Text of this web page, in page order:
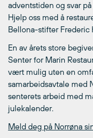
adventstiden og svar
Hjelp oss med å
Bellona-stifter Frederic
En av årets store
Senter for Marin
vært mulig uten en
samarbeidsavtale med
senterets arbeid med
julekalender.
Meld deg på Norrøna